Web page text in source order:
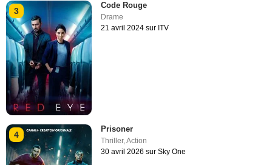
3
Code Rouge
Drame
21 avril 2024 sur ITV
4
Prisoner
Thriller,Action
30 avril 2026 sur Sky One